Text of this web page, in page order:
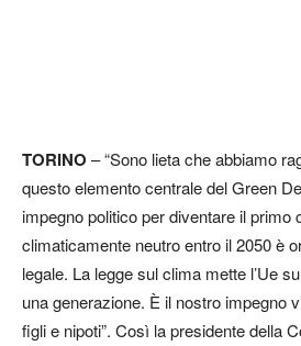
TORINO – “Sono lieta che abbiamo
questo elemento centrale del Green
impegno politico per diventare il primo
climaticamente neutro entro il 2050 è
legale. La legge sul clima mette l’Ue
una generazione. È il nostro impegno
figli e nipoti”. Così la presidente della